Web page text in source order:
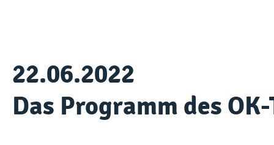
22.06.2022
Das Programm des